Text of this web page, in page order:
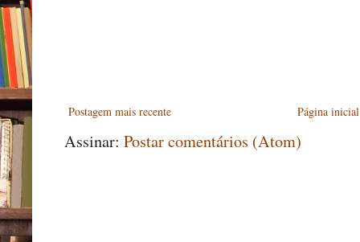
Postagem mais recente Página inicial
Assinar: Postar comentários (Atom)